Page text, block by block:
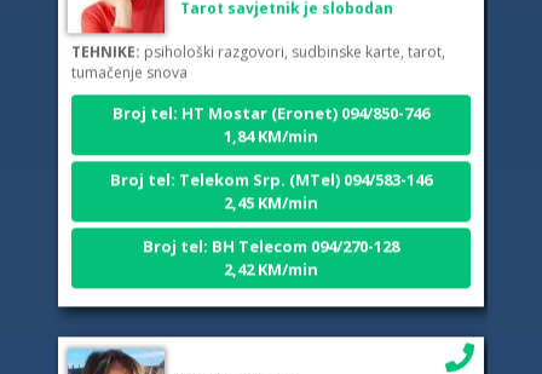
TEHNIKE:psihološki razgovori, sudbinske karte, tarot,
tumačenje snova
Broj tel: HT Mostar (Eronet) 094/850-746
1,84 KM/min
Broj tel: Telekom Srp. (MTel) 094/583-146
2,45 KM/min
Broj tel: BH Telecom 094/270-128
2,42 KM/min